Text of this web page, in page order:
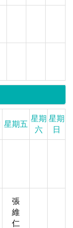
星期五
星期
六
星期
日
張
維
仁